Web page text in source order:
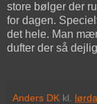
store bølger der
for dagen.
det hele. Man
dufter der så
Anders DK kl.